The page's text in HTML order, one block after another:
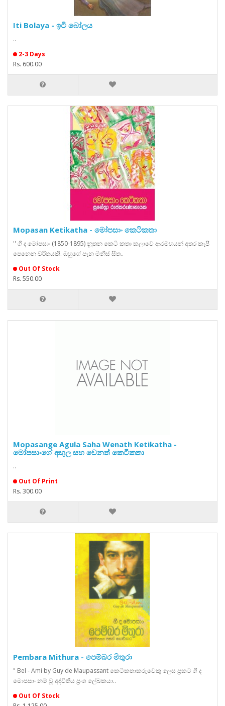
Iti Bolaya - ඉටි බෝලය
..
2-3 Days
Rs. 600.00
Mopasan Ketikatha - මෝපසාං කෙටිකතා
'' ගී ද මෝපසාං (1850-1895) නූතන කෙටි කතා කලාවේ ආරම්භයන් අතර කැපී
පෙනෙන චරිතයකි. ඔහුගේ පෑන මිනිස් සිත..
Out Of Stock
Rs. 550.00
Mopasange Agula Saha Wenath Ketikatha -
මෝපසාංගේ අඟුල සහ වෙනත් කෙටිකතා
..
Out Of Print
Rs. 300.00
Pembara Mithura - පෙම්බර මිතුරා
" Bel - Ami by Guy de Maupassant කෙටිකතාකරුවෙකු ලෙස ප්‍රකට ගී ද
මොපසාං නම් වූ අද්විතීය ප්‍රංශ ලේඛකයා..
Out Of Stock